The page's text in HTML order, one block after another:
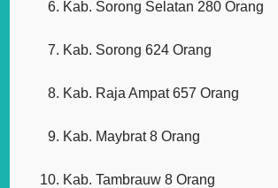
Kab. Sorong Selatan 280 Orang
Kab. Sorong 624 Orang
Kab. Raja Ampat 657 Orang
Kab. Maybrat 8 Orang
Kab. Tambrauw 8 Orang